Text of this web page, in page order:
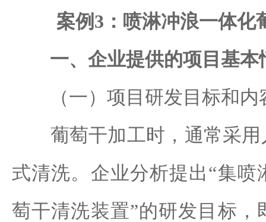
案例3：喷淋冲浪一体化
一、企业提供的项目基本
（一）项目研发目标和内
葡萄干加工时，通常采用
式清洗。企业分析提出“集喷
萄干清洗装置”的研发目标，